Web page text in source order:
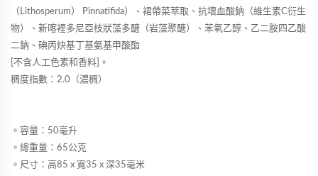
（Lithosperum） Pinnatifida）、裙帶菜萃取、抗壞血酸鈉（維生素C衍生
物）、新喀裡多尼亞枝狀藻多醣（岩藻聚醣）、苯氧乙醇、乙二胺四乙酸
二鈉、碘丙炔基丁基氨基甲酸酯
[不含人工色素和香料]。
稠度指數：2.0（濃稠）
。容量：50毫升
。總重量：65公克
。尺寸：高85 x 寬35 x 深35毫米